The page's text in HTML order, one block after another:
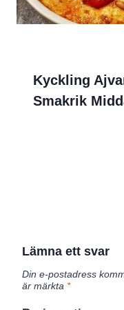
Kyckling
Smakrik
Lämna ett svar
Din e-postadress
är märkta *